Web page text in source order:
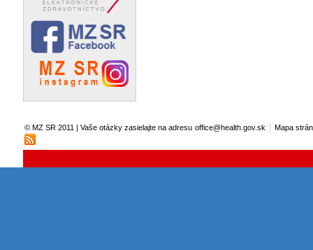
© MZ SR 2011 | Vaše otázky zasielajte na adresu office@health.gov.sk Mapa